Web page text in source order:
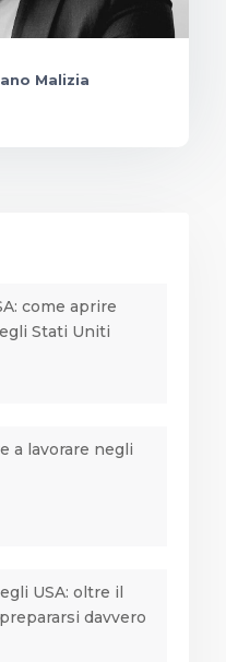
Malizia
come aprire
Stati Uniti
a lavorare negli
USA: oltre il
davvero